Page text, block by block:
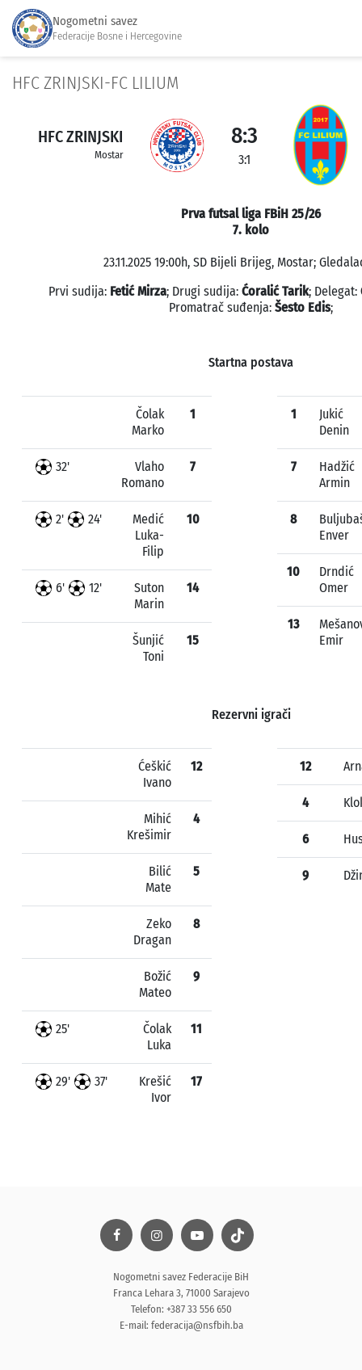
Nogometni savez
Federacije Bosne i Hercegovine
HFC ZRINJSKI-FC LILIUM
HFC ZRINJSKI
Mostar
8:3
3:1
Prva futsal liga FBiH 25/26
7. kolo
23.11.2025 19:00h, SD Bijeli Brijeg, Mostar;
Prvi sudija: Fetić Mirza; Drugi sudija: Ćoralić Tarik; Delegat:
Promatrač suđenja: Šesto Edis;
Startna postava
Čolak
Marko
1
32'
Vlaho
Romano
7
2' 24'
Medić
Luka-
Filip
10
6' 12'
Suton
Marin
14
Šunjić
Toni
15
1
Jukić
Denin
7
Hadžić
Armin
8
Enver
10
Drndić
Omer
13
Emir
Rezervni igrači
Ćeškić
Ivano
12
Mihić
Krešimir
4
Bilić
Mate
5
Zeko
Dragan
8
Božić
Mateo
9
25'
Čolak
Luka
11
29' 37'
Krešić
Ivor
17
12
4
6
9
Nogometni savez Federacije BiH
Franca Lehara 3, 71000 Sarajevo
Telefon: +387 33 556 650
E-mail: federacija@nsfbih.ba